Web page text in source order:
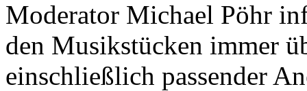
Moderator Michael Pöhr
den Musikstücken immer
einschließlich passender